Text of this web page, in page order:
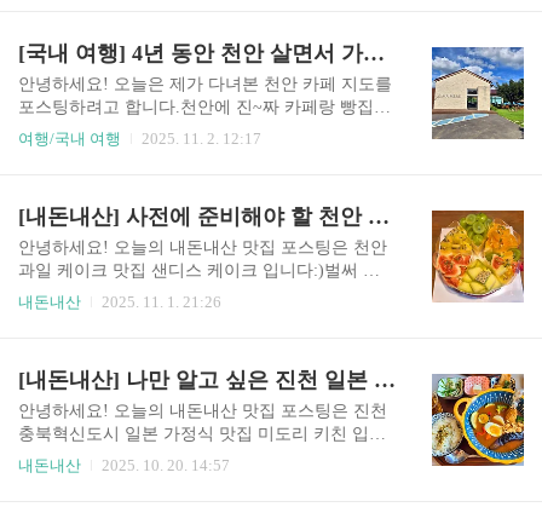
있어서, 찾기 어렵지..
있어요.https://naver.me/FFG3at6T가게 입구태윤 해
물찜 칼국수는 아파트 상가에 있기 때문에 아파트
상가로 들어오시면 됩니다!상가 지상 주차장에 주
차하시고 뒷문으로 들어오셔도 됩니다.지하보다는
주차 자리가 많지는 않아요!지하에도 주차장이 있
에 편한 곳에 주차하시면 돼요!2층으로 올라오신
다음, 왼..
[국내 여행] 4년 동안 천안 살면서 가봤던 찐 카페 지도 (천안 관광 필수!)
안녕하세요! 오늘은 제가 다녀본 천안 카페 지도를
포스팅하려고 합니다.천안에 진~짜 카페랑 빵집이
많은데, 제가 다녀본 곳도 이제 제법 많아져서 하나
천안에서 제일 유명한 카페 뚜쥬르 빵돌가마마을
입니다!장소뚜쥬르 빵돌가마마을의 자세한 위치는
아래 링크를 확인해주세요!https://naver.me/xExW9d
99 뚜쥬루 돌가마점 충남 천안시 동남구 풍세로 70
6 방문 후기여기는 정말 카페가 아니라 하나의 빵
져 있어 엄~~~청 큽니다!파는 빵마다 전부 맛있고,
관..
여행/국내 여행 2025. 11. 2. 12:17
[내돈내산] 사전에 준비해야 할 천안 케이크 맛집 샌디스 케이크
안녕하세요! 오늘의 내돈내산 맛집 포스팅은 천안
과일 케이크 맛집 샌디스 케이크 입니다:)벌써 두
번이나 케이크를 먹었는데, 정말 제 취향이라서 소
me/xP8AXST8가게 입구가게 입구는 위의 사진처
럼 생겼습니다!주차장은 따로 마련되어 있지 않아
서, 도서관이나 근처에 잠깐 정차해두셔야 합니다(
ᐪ ᐪ )보통은 케이크를 찾아가는 경우가 많아서 주변
에 세워두시는 경우가 많더라구요.가게 내부보통
내돈내산 2025. 11. 1. 21:26
[내돈내산] 나만 알고 싶은 진천 일본 가정식 맛집 미도리 키친
안녕하세요! 오늘의 내돈내산 맛집 포스팅은 진천
충북혁신도시 일본 가정식 맛집 미도리 키친 입니
다:)저번에 한 번 갔었는데, 진짜 완벽한 일본식 가
내돈내산 2025. 10. 20. 14:57